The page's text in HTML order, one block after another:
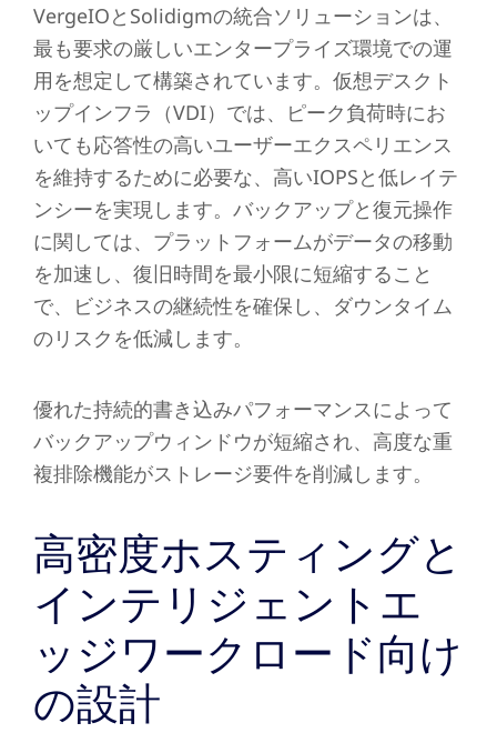
VergeIOとSolidigmの統合ソリューションは、
最も要求の厳しいエンタープライズ環境での運
用を想定して構築されています。仮想デスクト
ップインフラ（VDI）では、ピーク負荷時にお
いても応答性の高いユーザーエクスペリエンス
を維持するために必要な、高いIOPSと低レイテ
ンシーを実現します。バックアップと復元操作
に関しては、プラットフォームがデータの移動
を加速し、復旧時間を最小限に短縮すること
で、ビジネスの継続性を確保し、ダウンタイム
のリスクを低減します。
優れた持続的書き込みパフォーマンスによって
バックアップウィンドウが短縮され、高度な重
複排除機能がストレージ要件を削減します。
高密度ホスティングと
インテリジェントエ
ッジワークロード向け
の設計